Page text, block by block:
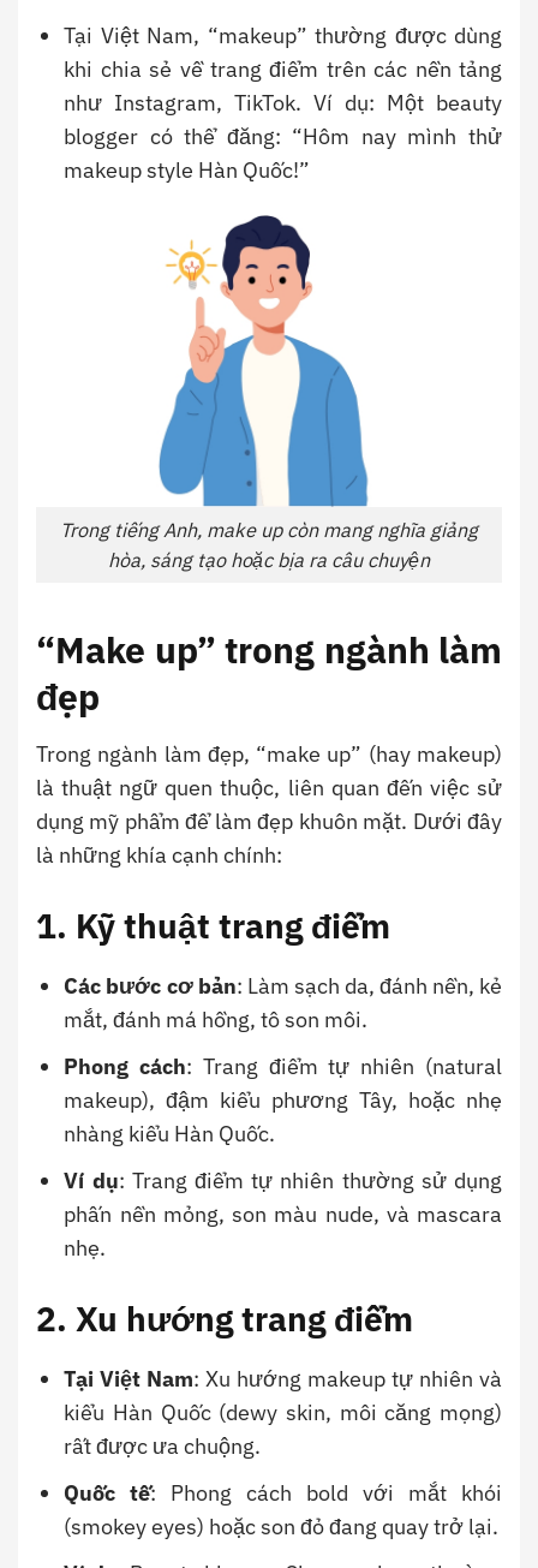
Tại Việt Nam, “makeup” thường được dùng
khi chia sẻ về trang điểm trên các nền tảng
như Instagram, TikTok. Ví dụ: Một beauty
blogger có thể đăng: “Hôm nay mình thử
makeup style Hàn Quốc!”
Trong tiếng Anh, make up còn mang nghĩa giảng
hòa, sáng tạo hoặc bịa ra câu chuyện
“Make up” trong ngành làm
đẹp
Trong ngành làm đẹp, “make up” (hay makeup)
là thuật ngữ quen thuộc, liên quan đến việc sử
dụng mỹ phẩm để làm đẹp khuôn mặt. Dưới đây
là những khía cạnh chính:
1. Kỹ thuật trang điểm
Các bước cơ bản: Làm sạch da, đánh nền, kẻ
mắt, đánh má hồng, tô son môi.
Phong cách: Trang điểm tự nhiên (natural
makeup), đậm kiểu phương Tây, hoặc nhẹ
nhàng kiểu Hàn Quốc.
Ví dụ: Trang điểm tự nhiên thường sử dụng
phấn nền mỏng, son màu nude, và mascara
nhẹ.
2. Xu hướng trang điểm
Tại Việt Nam: Xu hướng makeup tự nhiên và
kiểu Hàn Quốc (dewy skin, môi căng mọng)
rất được ưa chuộng.
Quốc tế: Phong cách bold với mắt khói
(smokey eyes) hoặc son đỏ đang quay trở lại.